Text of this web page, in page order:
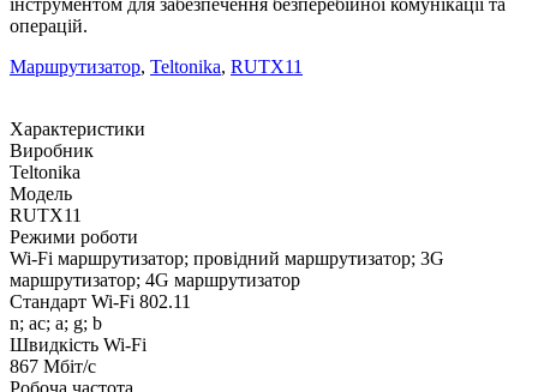
операцій.
Маршрутизатор, Teltonika, RUTX11
Характеристики
Виробник
Teltonika
Модель
RUTX11
Режими роботи
Wi-Fi маршрутизатор; провідний маршрутизатор; 3G
маршрутизатор; 4G маршрутизатор
Стандарт Wi-Fi 802.11
n; ac; a; g; b
Швидкість Wi-Fi
867 Мбіт/с
Робоча частота